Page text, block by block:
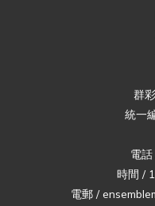
群
統一
電
時間 /
電郵 /